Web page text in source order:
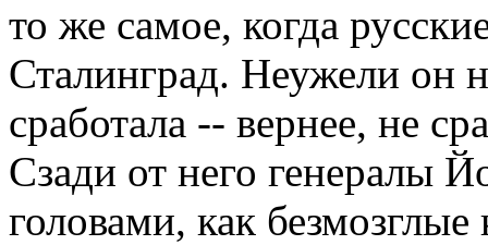
то же самое, когда
Сталинград. Неужели он
сработала -- вернее, не
Сзади от него генералы
головами, как